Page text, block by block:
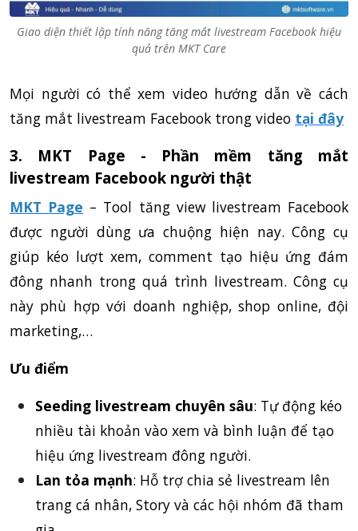
Giao diện thiết lập tính năng tăng mắt livestream Facebook hiệu
quả trên MKT Care
Mọi người có thể xem video hướng dẫn về cách
tăng mắt livestream Facebook trong video tại đây
3. MKT Page - Phần mềm tăng mắt
livestream Facebook người thật
MKT Page – Tool tăng view livestream Facebook
được người dùng ưa chuộng hiện nay. Công cụ
giúp kéo lượt xem, comment tạo hiệu ứng đám
đông nhanh trong quá trình livestream. Công cụ
này phù hợp với doanh nghiệp, shop online, đội
marketing,…
Ưu điểm
Seeding livestream chuyên sâu: Tự động kéo
nhiều tài khoản vào xem và bình luận để tạo
hiệu ứng livestream đông người.
Lan tỏa mạnh: Hỗ trợ chia sẻ livestream lên
trang cá nhân, Story và các hội nhóm đã tham